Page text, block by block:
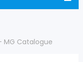
MG Catalogue